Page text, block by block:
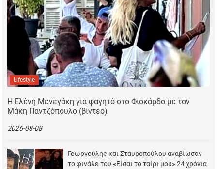
Lifestyle
Η Ελένη Μενεγάκη για φαγητό στο Φισκάρδο με τον
Μάκη Παντζόπουλο (βίντεο)
2026-08-08
Γεωργούλης και Σταυροπούλου αναβίωσαν
το φινάλε του «Είσαι το ταίρι μου» 24 χρόνια